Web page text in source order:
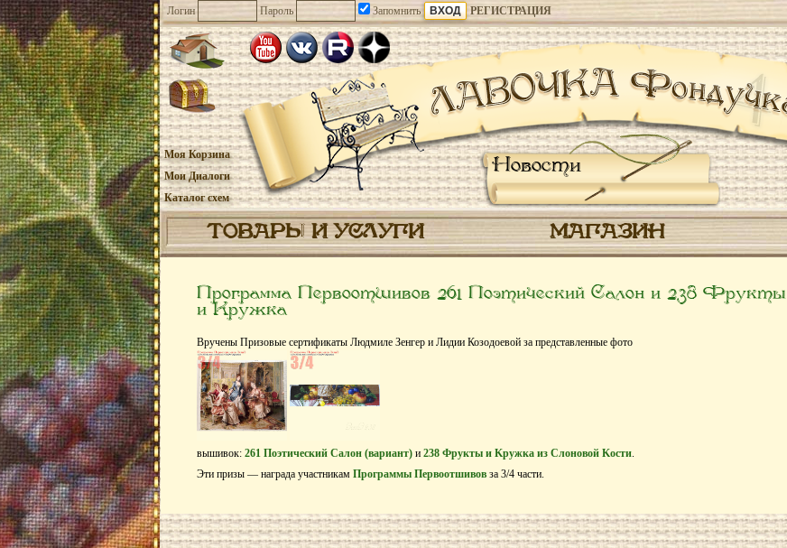
Логин Пароль Запомнить РЕГИСТРАЦИЯ
Новости
Моя Корзина
Мои Диалоги
Каталог схем
ТОВАРЫ И УСЛУГИ МАГАЗИН
Программа Первоотшивов 261 Поэтический Салон и 238 Фрукты
и Kружка
Вручены Призовые сертификаты Людмиле Зенгер и Лидии Козодоевой за представленные фото
вышивок: 261 Поэтический Салон (вариант) и 238 Фрукты и Kружка из Cлоновой Kости.
Эти призы — награда участникам Программы Первоотшивов за 3/4 части.